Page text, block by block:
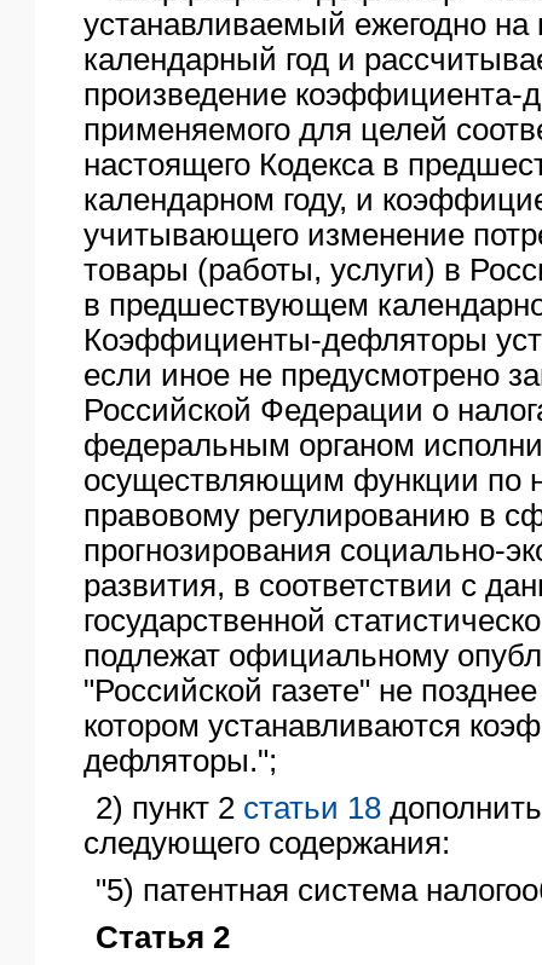
устанавливаемый ежегодно
календарный год и
произведение коэффициента-
применяемого для целей
настоящего Кодекса в
календарном году, и
учитывающего изменение
товары (работы, услуги) в
в предшествующем
Коэффициенты-дефляторы
если иное не предусмотрено
Российской Федерации о
федеральным органом
осуществляющим функции по
правовому регулированию в
прогнозирования социально-
развития, в соответствии с
государственной
подлежат официальному
"Российской газете" не
котором устанавливаются
дефляторы.";
2) пункт 2 статьи 18
следующего содержания:
"5) патентная система
Статья 2